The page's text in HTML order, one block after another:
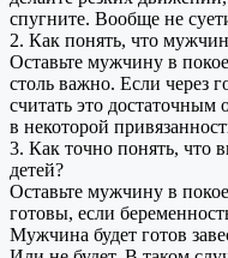
спугните. Вообще не
2. Как понять, что
Оставьте мужчину в
столь важно. Если через
считать это достаточным
в некоторой
3. Как точно понять, что
детей?
Оставьте мужчину в
готовы, если
Мужчина будет готов